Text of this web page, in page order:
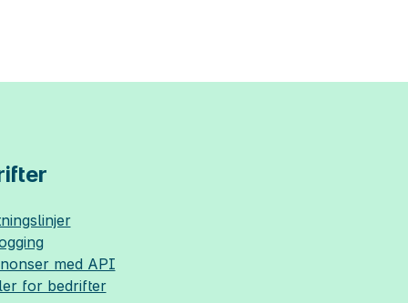
med API
for bedrifter